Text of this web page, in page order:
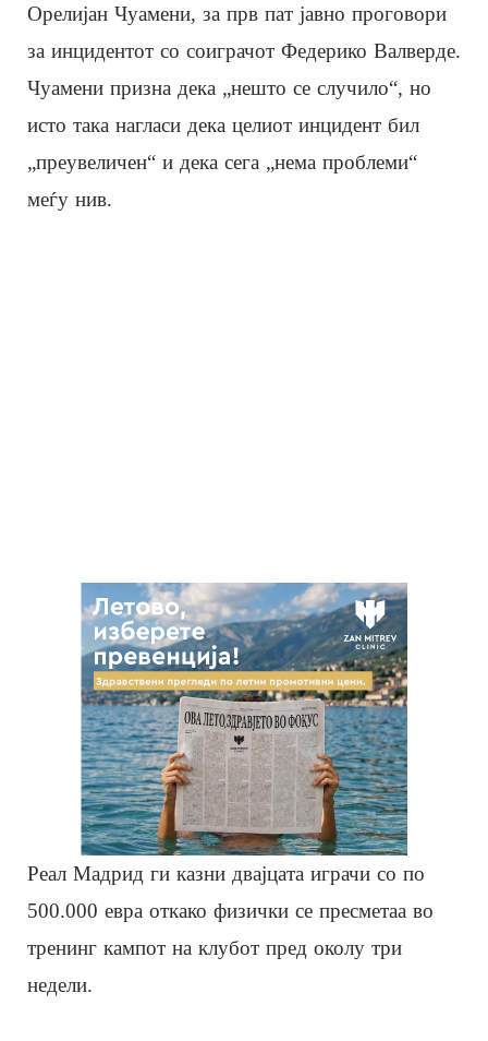
Орелијан Чуамени, за прв пат јавно проговори
за инцидентот со соиграчот Федерико Валверде.
Чуамени призна дека „нешто се случило“, но
исто така нагласи дека целиот инцидент бил
„преувеличен“ и дека сега „нема проблеми“
меѓу нив.
Реал Мадрид ги казни двајцата играчи со по
500.000 евра откако физички се пресметаа во
тренинг кампот на клубот пред околу три
недели.